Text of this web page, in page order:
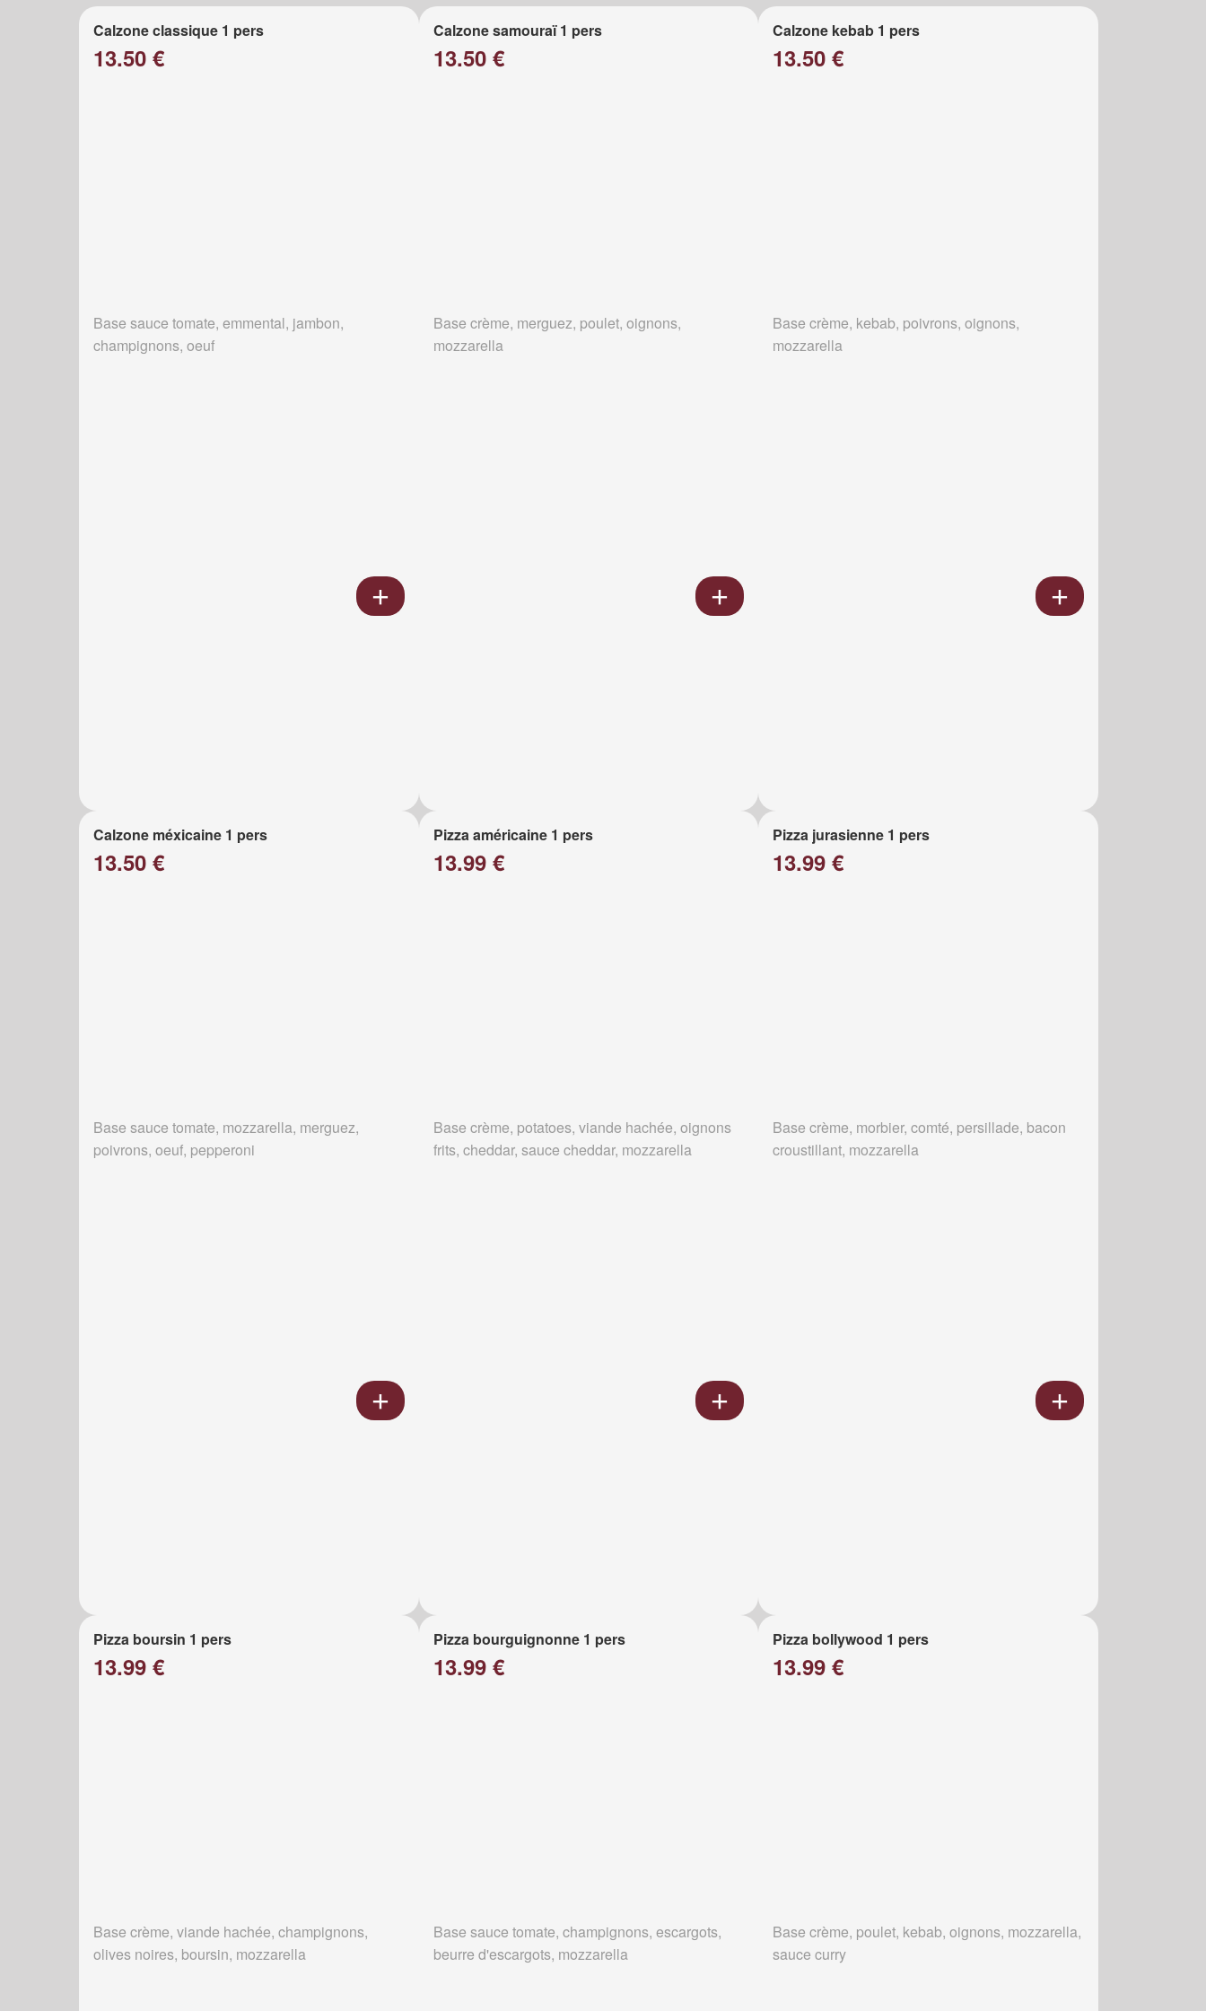
Calzone classique 1 pers
13.50 €
Base sauce tomate, emmental, jambon,
champignons, oeuf
Calzone samouraï 1 pers
13.50 €
Base crème, merguez, poulet, oignons,
mozzarella
Calzone kebab 1 pers
13.50 €
Base crème, kebab, poivrons, oignons,
mozzarella
Calzone méxicaine 1 pers
13.50 €
Base sauce tomate, mozzarella, merguez,
poivrons, oeuf, pepperoni
Pizza américaine 1 pers
13.99 €
Base crème, potatoes, viande hachée, oignons
frits, cheddar, sauce cheddar, mozzarella
Pizza jurasienne 1 pers
13.99 €
Base crème, morbier, comté, persillade, bacon
croustillant, mozzarella
Pizza boursin 1 pers
13.99 €
Base crème, viande hachée, champignons,
olives noires, boursin, mozzarella
Pizza bourguignonne 1 pers
13.99 €
Base sauce tomate, champignons, escargots,
beurre d'escargots, mozzarella
Pizza bollywood 1 pers
13.99 €
Base crème, poulet, kebab, oignons, mozzarella,
sauce curry